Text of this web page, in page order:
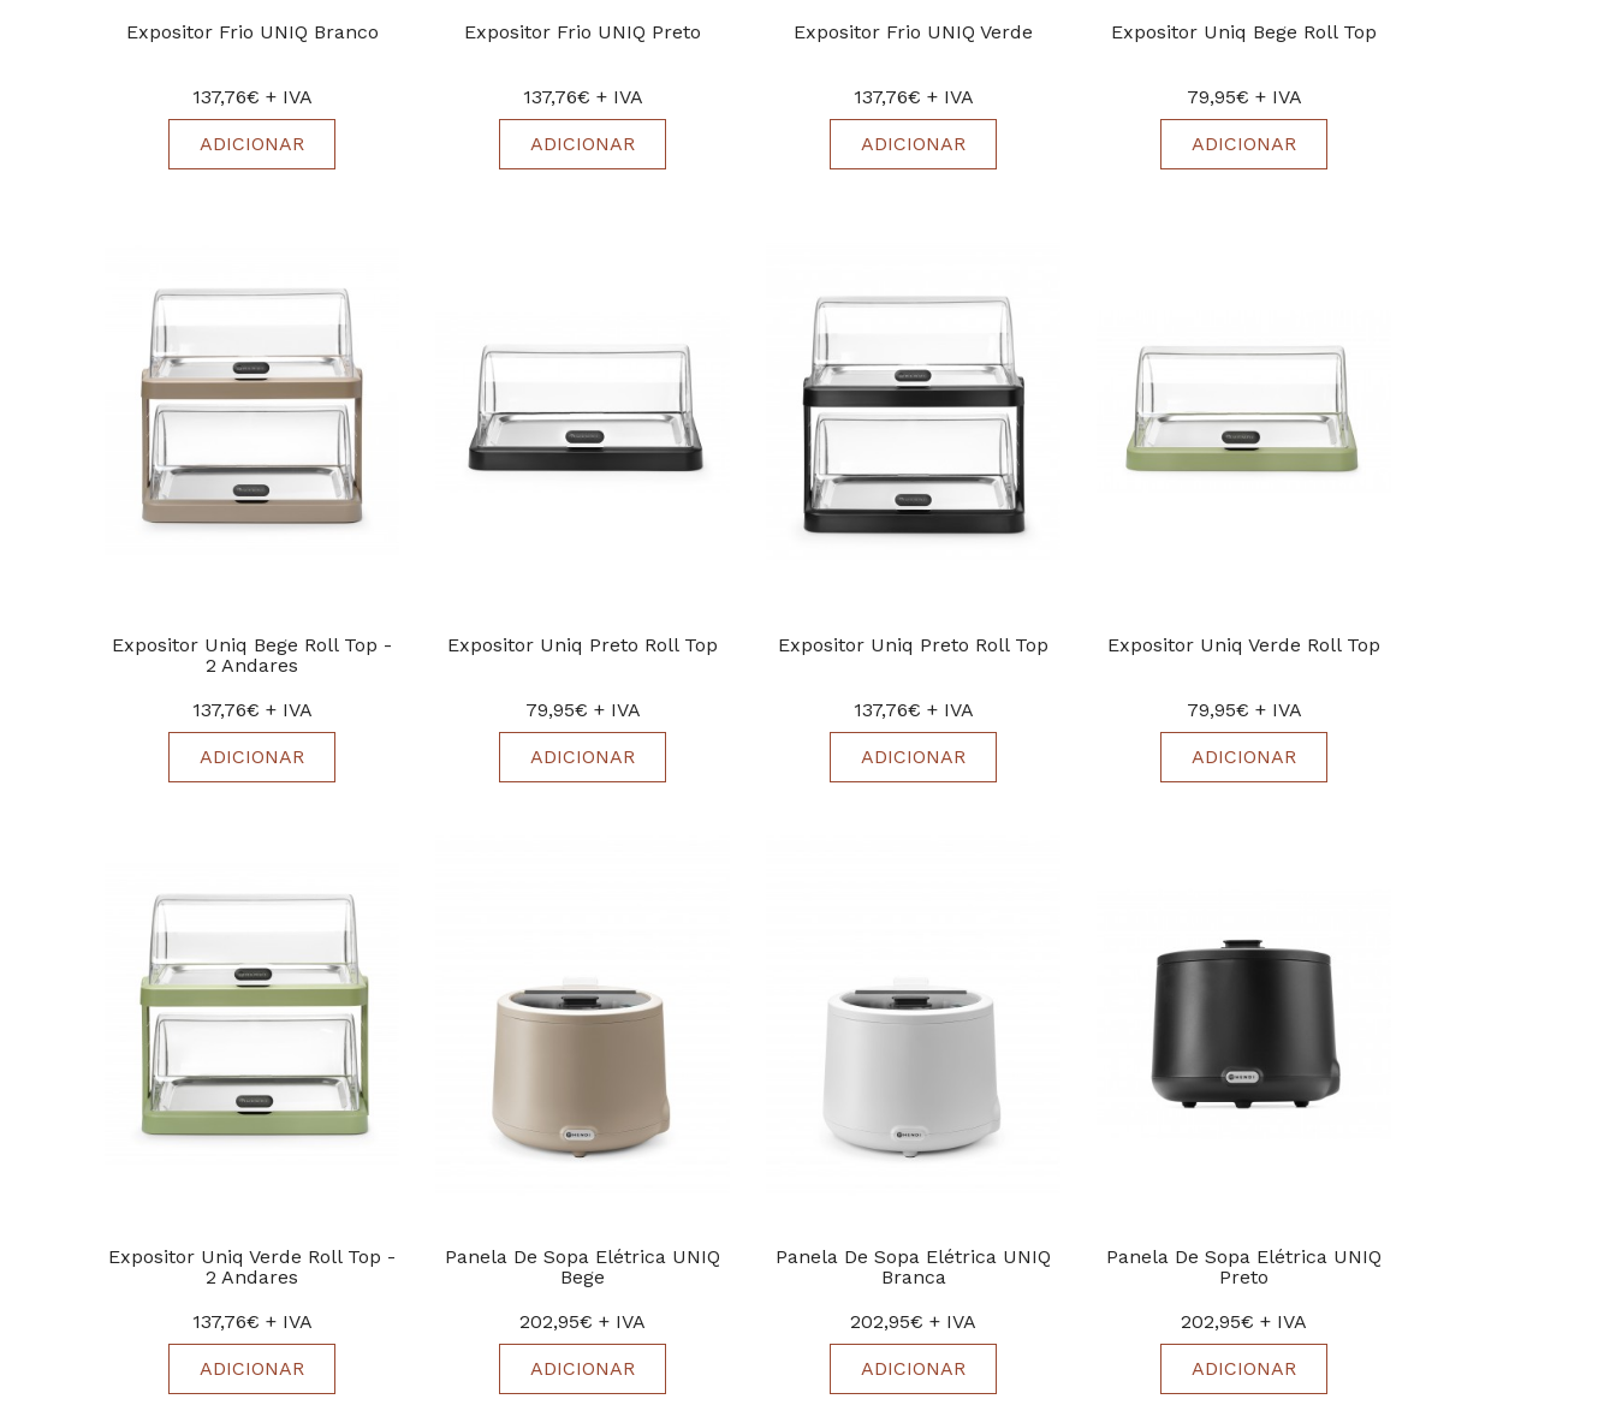
Expositor Frio UNIQ Branco
137,76€ + IVA
ADICIONAR
Expositor Frio UNIQ Preto
137,76€ + IVA
ADICIONAR
Expositor Frio UNIQ Verde
137,76€ + IVA
ADICIONAR
Expositor Uniq Bege Roll Top
79,95€ + IVA
ADICIONAR
Expositor Uniq Bege Roll Top -
2 Andares
137,76€ + IVA
ADICIONAR
Expositor Uniq Preto Roll Top
79,95€ + IVA
ADICIONAR
Expositor Uniq Preto Roll Top
137,76€ + IVA
ADICIONAR
Expositor Uniq Verde Roll Top
79,95€ + IVA
ADICIONAR
Expositor Uniq Verde Roll Top -
2 Andares
137,76€ + IVA
ADICIONAR
Panela De Sopa Elétrica UNIQ
Bege
202,95€ + IVA
ADICIONAR
Panela De Sopa Elétrica UNIQ
Branca
202,95€ + IVA
ADICIONAR
Panela De Sopa Elétrica UNIQ
Preto
202,95€ + IVA
ADICIONAR